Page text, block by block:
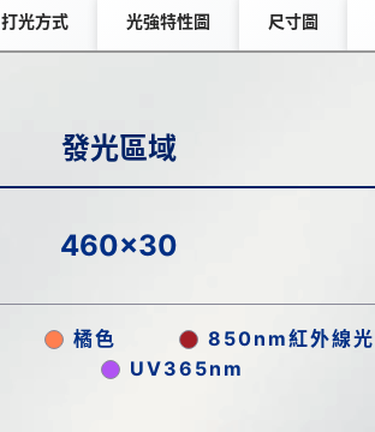
打光方式 光強特性圖 尺寸圖
發光區域
460x30
橘色 850nm紅外線光
UV365nm